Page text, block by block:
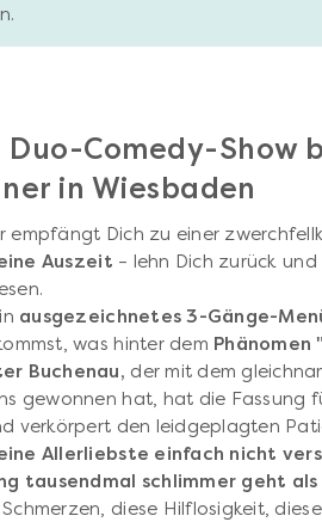
Comedy-Show
in Wiesbaden
empfängt Dich zu einer
Auszeit – lehn Dich zurück
ausgezeichnetes 3-Gänge-
was hinter dem Phänomen
Buchenau, der mit dem
gewonnen hat, hat die Fassung
verkörpert den leidgeplagten
Allerliebste einfach nicht
tausendmal schlimmer geht
Schmerzen, diese Hilflosigkeit,